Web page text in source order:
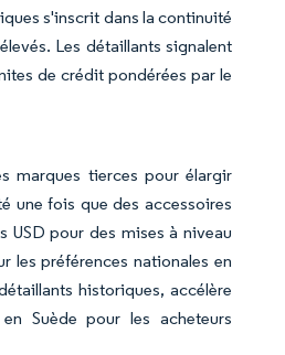
s'inscrit dans la continuité
Les détaillants signalent
de crédit pondérées par le
marques tierces pour élargir
une fois que des accessoires
USD pour des mises à niveau
les préférences nationales en
historiques, accélère
Suède pour les acheteurs